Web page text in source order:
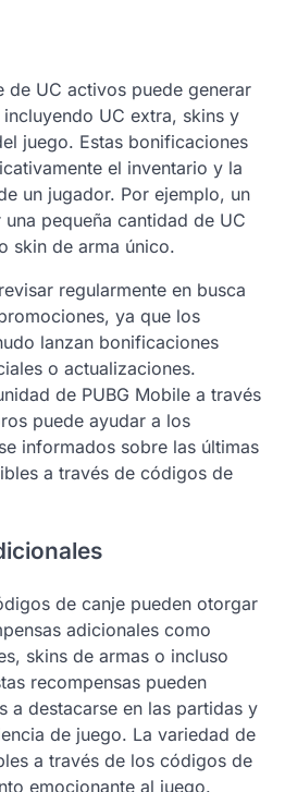
de UC activos puede generar
UC extra, skins y
juego. Estas bonificaciones
el inventario y la
un jugador. Por ejemplo, un
pequeña cantidad de UC
skin de arma único.
regularmente en busca
ya que los
lanzan bonificaciones
o actualizaciones.
de PUBG Mobile a través
puede ayudar a los
informados sobre las últimas
a través de códigos de
de canje pueden otorgar
adicionales como
skins de armas o incluso
recompensas pueden
a destacarse en las partidas y
de juego. La variedad de
a través de los códigos de
emocionante al juego.